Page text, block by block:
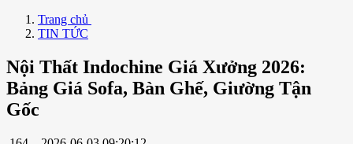
Trang chủ
TIN TỨC
Nội Thất Indochine Giá Xưởng 2026:
Bảng Giá Sofa, Bàn Ghế, Giường Tận
Gốc